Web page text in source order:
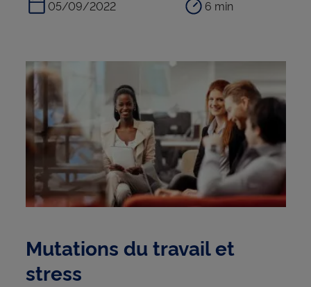
05/09/2022 6 min
Mutations du travail et
stress